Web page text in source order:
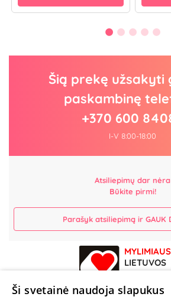
Šią prekę užsakyti
paskambinę
+370 600
I-V 8:00-18:00
Atsiliepimų dar nėra
Būkite pirmi!
Parašyk atsiliepimą ir GAUK
LIETUVOS
Ši svetainė naudoja slapukus